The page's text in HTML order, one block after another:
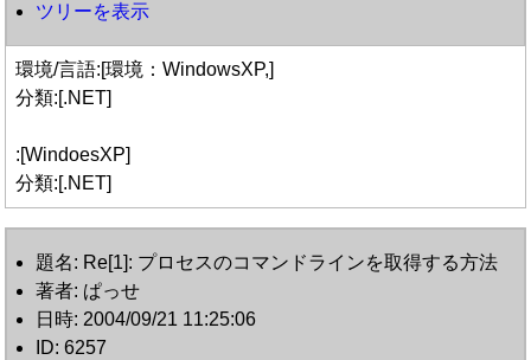
ツリーを表示
環境/言語:[環境：WindowsXP,]
分類:[.NET]
:[WindoesXP]
分類:[.NET]
題名: Re[1]: プロセスのコマンドラインを取得する方法
著者: ぱっせ
日時: 2004/09/21 11:25:06
ID: 6257